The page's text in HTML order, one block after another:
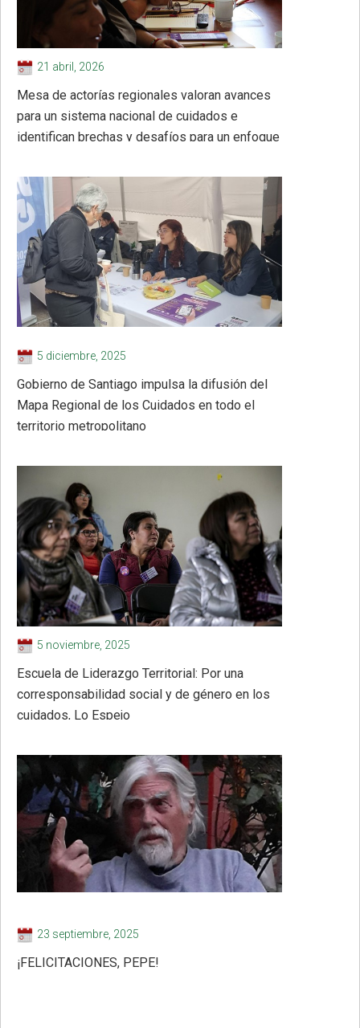
21 abril, 2026
Mesa de actorías regionales valoran avances
para un sistema nacional de cuidados e
identifican brechas y desafíos para un enfoque
5 diciembre, 2025
Gobierno de Santiago impulsa la difusión del
Mapa Regional de los Cuidados en todo el
territorio metropolitano
5 noviembre, 2025
Escuela de Liderazgo Territorial: Por una
corresponsabilidad social y de género en los
cuidados, Lo Espejo
23 septiembre, 2025
¡FELICITACIONES, PEPE!